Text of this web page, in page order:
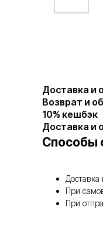
Доставка и
Возврат и
10% кешбэк
Доставка и
Способы
При
При